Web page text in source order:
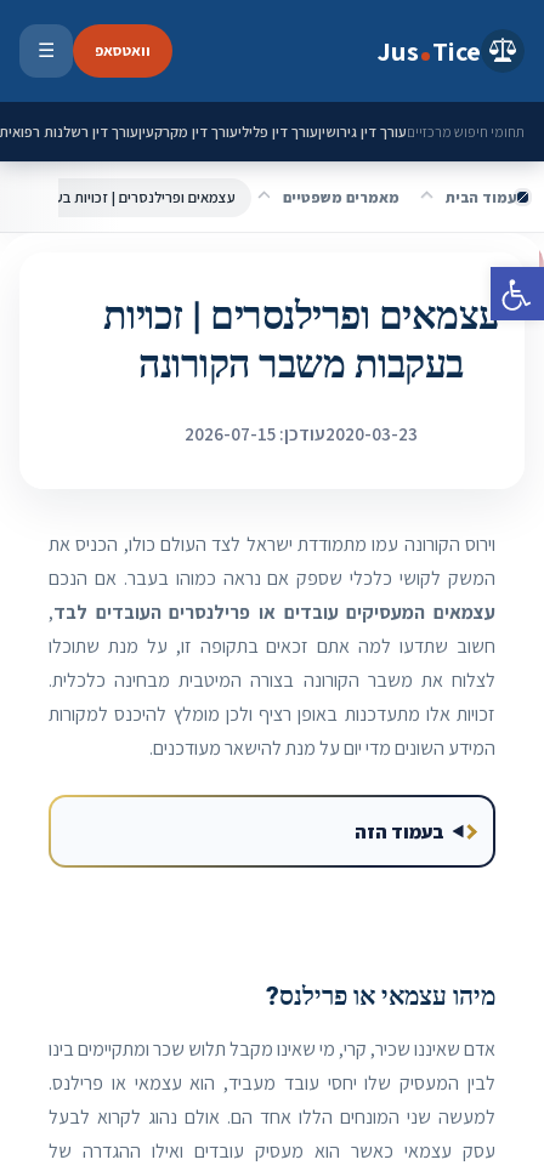
פתח סרגל נגישות
Jus Tice וואטסאפ ☰
תחומי חיפוש מרכזייםעורך דין גירושיןעורך דין פליליעורך דין מקרקעיןעורך דין רשלנות רפואית
עמוד הבית מאמרים משפטיים עצמאים ופרילנסרים | זכויות בעקבות
עצמאים ופרילנסרים | זכויות
בעקבות משבר הקורונה
2020-03-23עודכן: 2026-07-15
וירוס הקורונה עמו מתמודדת ישראל לצד העולם כולו, הכניס את
המשק לקושי כלכלי שספק אם נראה כמוהו בעבר. אם הנכם
עצמאים המעסיקים עובדים או פרילנסרים העובדים לבד,
חשוב שתדעו למה אתם זכאים בתקופה זו, על מנת שתוכלו
לצלוח את משבר הקורונה בצורה המיטבית מבחינה כלכלית.
זכויות אלו מתעדכנות באופן רציף ולכן מומלץ להיכנס למקורות
המידע השונים מדי יום על מנת להישאר מעודכנים.
בעמוד הזה
מיהו עצמאי או פרילנס?
אדם שאיננו שכיר, קרי, מי שאינו מקבל תלוש שכר ומתקיימים בינו
לבין המעסיק שלו יחסי עובד מעביד, הוא עצמאי או פרילנס.
למעשה שני המונחים הללו אחד הם. אולם נהוג לקרוא לבעל
עסק עצמאי כאשר הוא מעסיק עובדים ואילו ההגדרה של